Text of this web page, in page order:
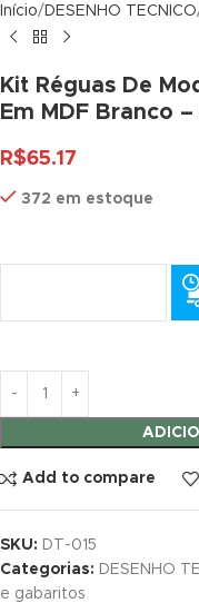
panel
panel
panel
panel
satın al
panel
panel
panel
panel
Início DESENHO TECNICO
Kit Réguas De
Em MDF Branco
R$65.17
372 em estoque
Add to compare
SKU: DT-015
Categorias: DESENHO
e gabaritos